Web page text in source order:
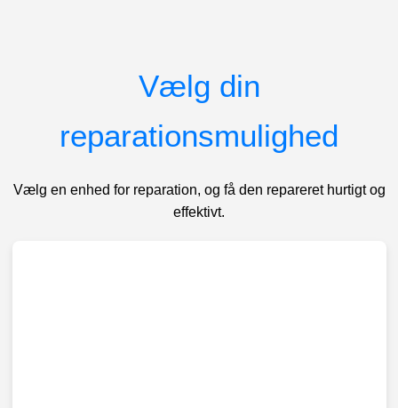
Vælg din
reparationsmulighed
Vælg en enhed for reparation, og få den repareret hurtigt og
effektivt.